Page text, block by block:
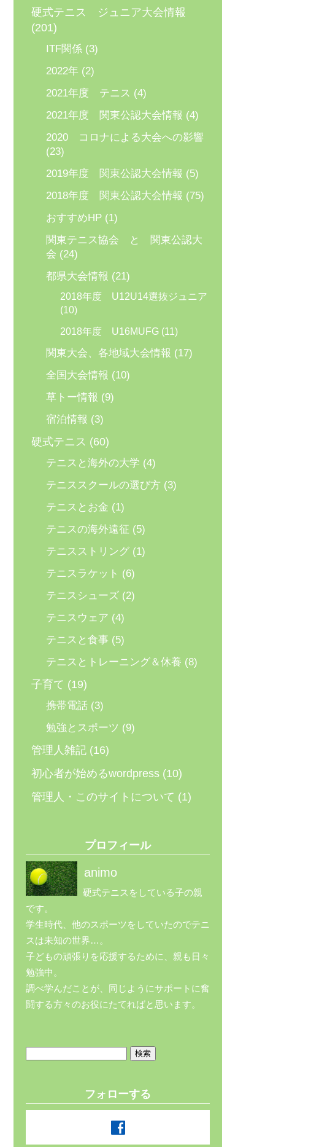
硬式テニス ジュニア大会情報
(201)
ITF関係 (3)
2022年(2)
2021年度 テニス (4)
2021年度 関東公認大会情報 (4)
2020 コロナによる大会への影響
(23)
2019年度 関東公認大会情報 (5)
2018年度 関東公認大会情報 (75)
おすすめHP(1)
関東テニス協会 と 関東公認大
会 (24)
都県大会情報 (21)
2018年度 U12U14選抜ジュニア
(10)
2018年度 U16MUFG(11)
関東大会、各地域大会情報 (17)
全国大会情報 (10)
草トー情報 (9)
宿泊情報 (3)
硬式テニス (60)
テニスと海外の大学 (4)
テニススクールの選び方 (3)
テニスとお金 (1)
テニスの海外遠征 (5)
テニスストリング(1)
テニスラケット (6)
テニスシューズ(2)
テニスウェア (4)
テニスと食事 (5)
テニスとトレーニング＆休養 (8)
子育て (19)
携帯電話(3)
勉強とスポーツ (9)
管理人雑記 (16)
初心者が始めるwordpress (10)
管理人・このサイトについて (1)
プロフィール
animo
硬式テニスをしている子の親
です。
学生時代、他のスポーツをしていたのでテニ
スは未知の世界…。
子どもの頑張りを応援するために、親も日々
勉強中。
調べ学んだことが、同じようにサポートに奮
闘する方々のお役にたてればと思います。
フォローする
facebook